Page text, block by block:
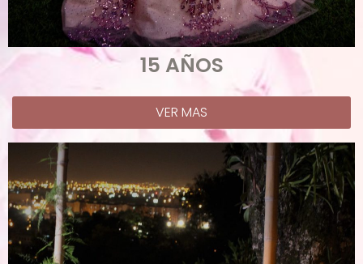
15 AÑOS
VER MAS